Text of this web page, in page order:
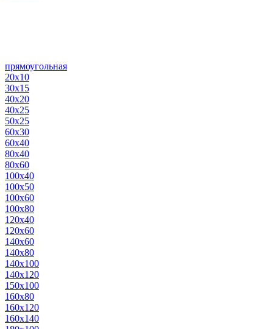
прямоугольная
20х10
30х15
40х20
40х25
50х25
60х30
60х40
80х40
80х60
100х40
100х50
100х60
100х80
120х40
120х60
140х60
140х80
140х100
140х120
150х100
160х80
160х120
160х140